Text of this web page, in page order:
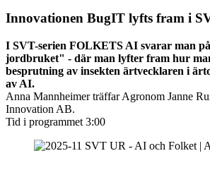
Innovationen BugIT lyfts fram i
I SVT-serien FOLKETS AI svarar man
jordbruket" - där man lyfter fram hur
besprutning av insekten ärtvecklaren i
av AI.
Anna Mannheimer träffar Agronom Janne
Innovation AB.
Tid i programmet 3:00